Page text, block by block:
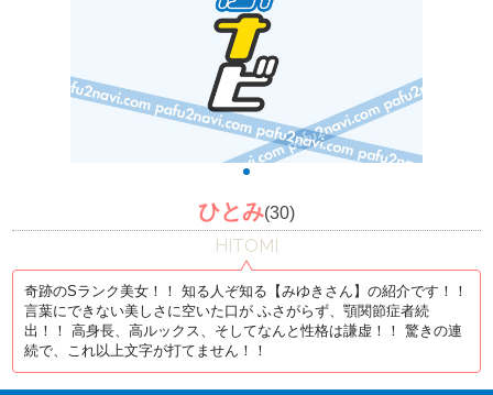
ひとみ(30)
HITOMI
奇跡のSランク美女！！ 知る人ぞ知る【みゆきさん】の紹介です！！
言葉にできない美しさに空いた口が ふさがらず、顎関節症者続
出！！ 高身長、高ルックス、そしてなんと性格は謙虚！！ 驚きの連
続で、これ以上文字が打てません！！